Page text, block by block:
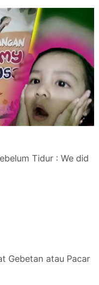
Tidur : We did
Gebetan atau Pacar